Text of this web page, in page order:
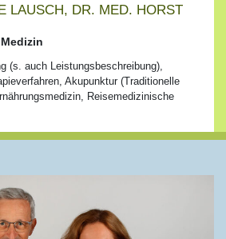
LAUSCH, DR. MED. HORST
(s. auch Leistungsbeschreibung),
Akupunktur (Traditionelle
Reisemedizinische